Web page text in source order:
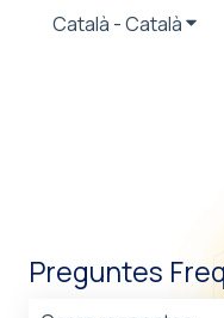
Català - Català
Preguntes